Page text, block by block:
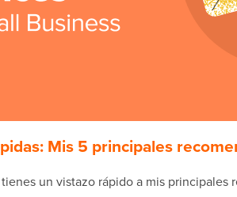
Mis 5 principales
un vistazo rápido a mis principales